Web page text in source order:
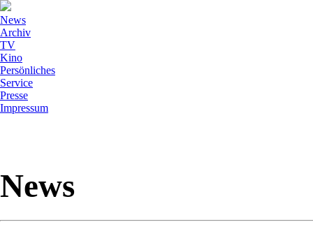
News
Archiv
TV
Kino
Persönliches
Service
Presse
Impressum
News